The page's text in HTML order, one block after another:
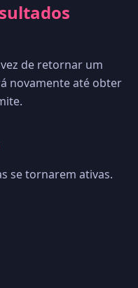
de retornar um
novamente até obter
se tornarem ativas.